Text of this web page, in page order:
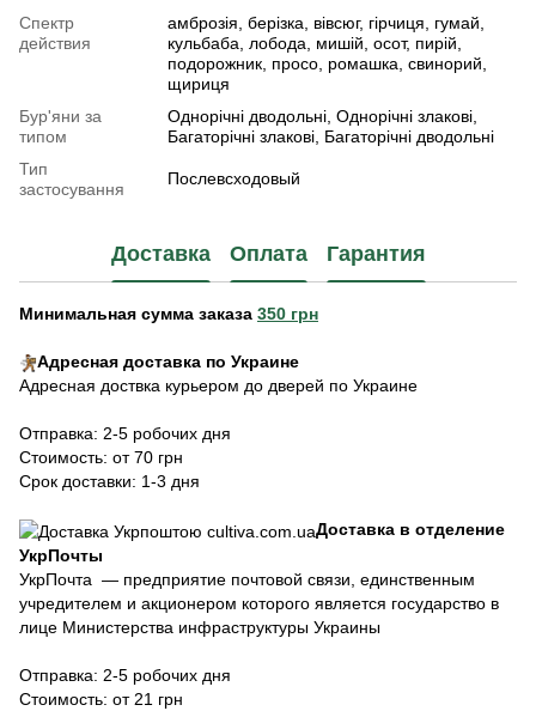
Спектр
действия
амброзія, берізка, вівсюг, гірчиця, гумай,
кульбаба, лобода, мишій, осот, пирій,
подорожник, просо, ромашка, свинорий,
щириця
Бур'яни за
типом
Однорічні дводольні, Однорічні злакові,
Багаторічні злакові, Багаторічні дводольні
Тип
застосування
Послевсходовый
Доставка Оплата Гарантия
Минимальная сумма заказа 350 грн
Адресная доставка по Украине
Адресная доствка курьером до дверей по Украине
Отправка: 2-5 робочих дня
Стоимость: от 70 грн
Срок доставки: 1-3 дня
Доставка в отделение
УкрПочты
УкрПочта — предприятие почтовой связи, единственным
учредителем и акционером которого является государство в
лице Министерства инфраструктуры Украины
Отправка: 2-5 робочих дня
Стоимость: от 21 грн